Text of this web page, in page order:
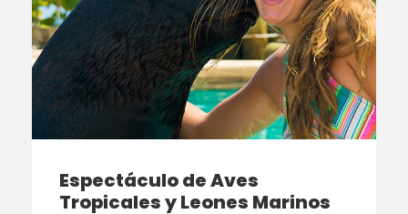
Espectáculo de Aves
Tropicales y Leones Marinos